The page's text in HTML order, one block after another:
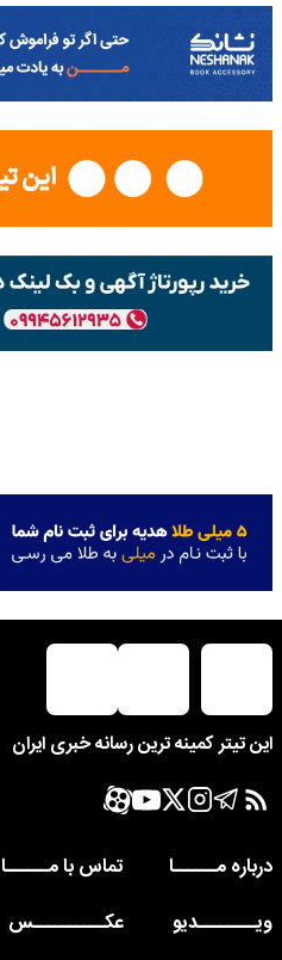
این تیتر کمینه ترین رسانه خبری ایران
درباره مــــــا
تماس با مــــــا
ویــــــــدیو
عکــــــــــس